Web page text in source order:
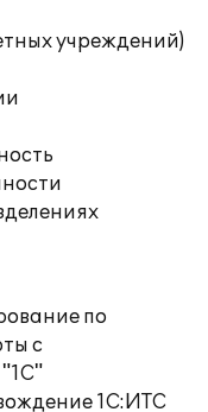
учреждений)
по
с
1С:ИТС